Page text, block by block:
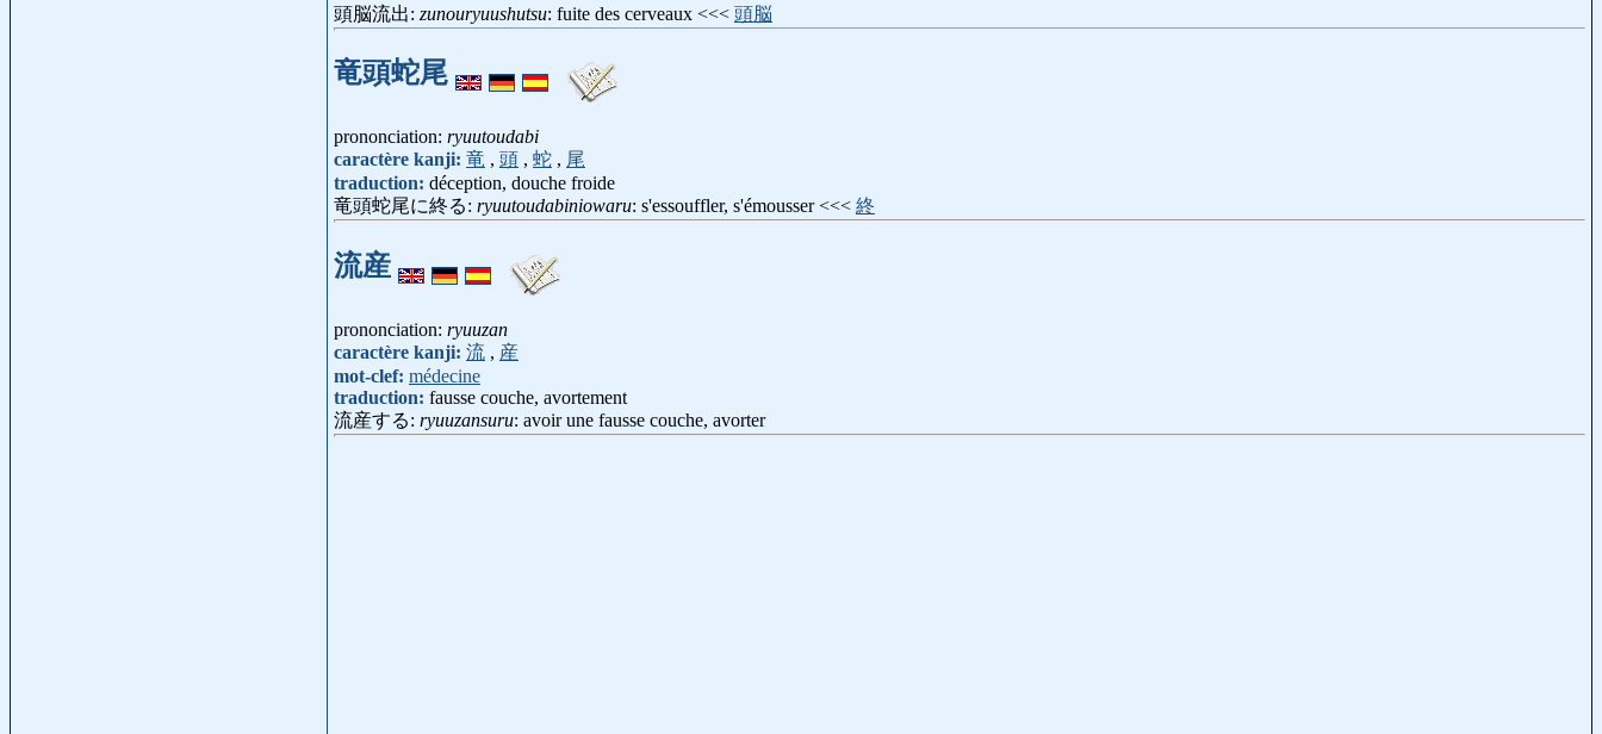
頭脳流出: zunouryuushutsu: fuite des cerveaux <<< 頭脳
竜頭蛇尾
prononciation: ryuutoudabi
caractère kanji: 竜 , 頭 , 蛇 , 尾
traduction: déception, douche froide
竜頭蛇尾に終る: ryuutoudabiniowaru: s'essouffler, s'émousser <<< 終
流産
prononciation: ryuuzan
caractère kanji: 流 , 産
mot-clef: médecine
traduction: fausse couche, avortement
流産する: ryuuzansuru: avoir une fausse couche, avorter